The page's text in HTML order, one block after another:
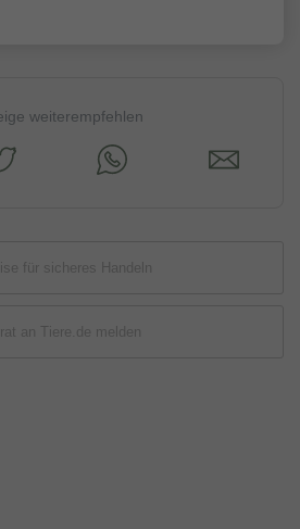
weiterempfehlen
für sicheres Handeln
an Tiere.de melden